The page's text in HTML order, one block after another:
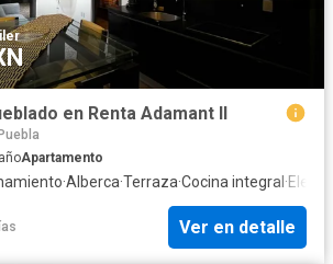
en Renta Adamant II
Apartamento
·Alberca·Terraza·Cocina integral ·
Ver en detalle